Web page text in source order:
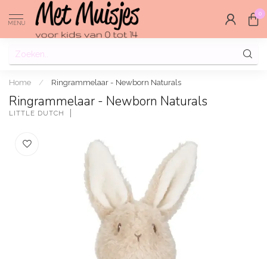
MENU
0
Home / Ringrammelaar - Newborn Naturals
Ringrammelaar - Newborn Naturals
LITTLE DUTCH